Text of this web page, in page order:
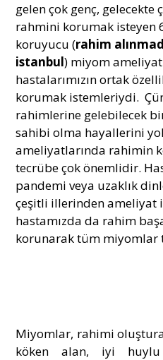
gelen çok genç, gelecekte
rahmini korumak isteyen
koruyucu (rahim
istanbul) miyom
hastalarımızın ortak
korumak istemleriydi.
rahimlerine gelebilecek
sahibi olma hayallerini
ameliyatlarında rahimin
tecrübe çok önemlidir.
pandemi veya uzaklık
çeşitli illerinden ameliyat
hastamızda da rahim
korunarak tüm miyomlar
Miyomlar, rahimi
köken alan, iyi huylu